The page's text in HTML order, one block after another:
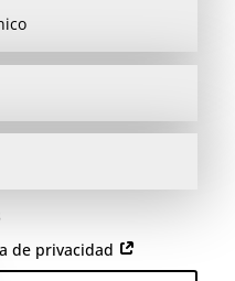
de privacidad